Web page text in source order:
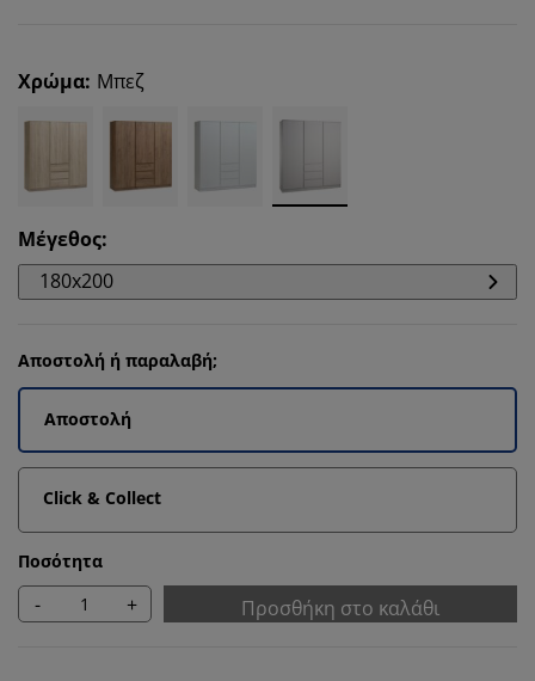
Χρώμα: Μπεζ
Μέγεθος:
180x200
Αποστολή ή παραλαβή;
Αποστολή
Click & Collect
Ποσότητα
- + Προσθήκη στο καλάθι